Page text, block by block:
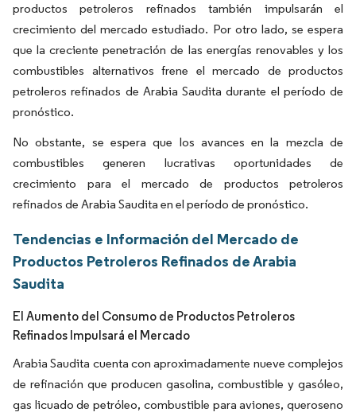
productos petroleros refinados también impulsarán el
crecimiento del mercado estudiado. Por otro lado, se espera
que la creciente penetración de las energías renovables y los
combustibles alternativos frene el mercado de productos
petroleros refinados de Arabia Saudita durante el período de
pronóstico.
No obstante, se espera que los avances en la mezcla de
combustibles generen lucrativas oportunidades de
crecimiento para el mercado de productos petroleros
refinados de Arabia Saudita en el período de pronóstico.
Tendencias e Información del Mercado de
Productos Petroleros Refinados de Arabia
Saudita
El Aumento del Consumo de Productos Petroleros
Refinados Impulsará el Mercado
Arabia Saudita cuenta con aproximadamente nueve complejos
de refinación que producen gasolina, combustible y gasóleo,
gas licuado de petróleo, combustible para aviones, queroseno